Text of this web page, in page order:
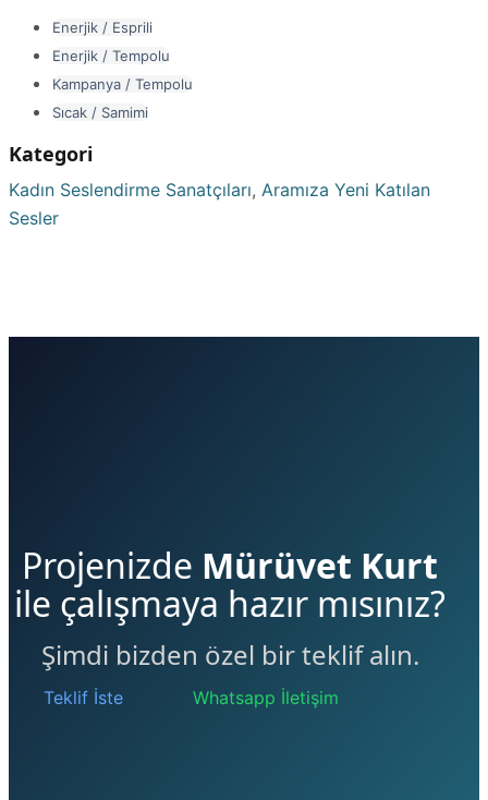
Enerjik / Esprili
Enerjik / Tempolu
Kampanya / Tempolu
Sıcak / Samimi
Kategori
Kadın Seslendirme Sanatçıları, Aramıza Yeni Katılan
Sesler
Projenizde Mürüvet Kurt
ile çalışmaya hazır mısınız?
Şimdi bizden özel bir teklif alın.
Teklif İste Whatsapp İletişim